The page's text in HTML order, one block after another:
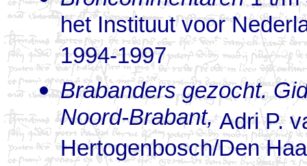
het Instituut voor
1994-1997
Brabanders gezocht.
Noord-Brabant,Adri P.
Hertogenbosch/Den